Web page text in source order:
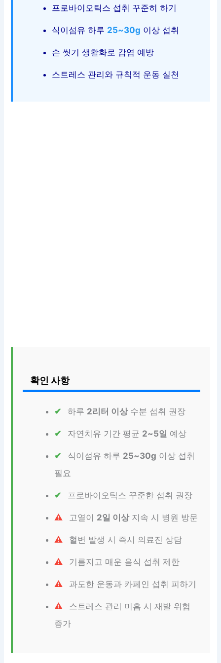
프로바이오틱스 섭취 꾸준히 하기
식이섬유 하루 25~30g 이상 섭취
손 씻기 생활화로 감염 예방
스트레스 관리와 규칙적 운동 실천
확인 사항
하루 2리터 이상수분 섭취 권장
자연치유 기간 평균 2~5일 예상
식이섬유 하루 25~30g 이상 섭취
필요
프로바이오틱스 꾸준한 섭취 권장
고열이 2일 이상지속 시 병원 방문
혈변 발생 시 즉시 의료진 상담
기름지고 매운 음식 섭취 제한
과도한 운동과 카페인 섭취 피하기
스트레스 관리 미흡 시 재발 위험
증가